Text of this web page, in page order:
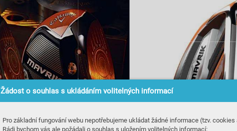
Žádost o souhlas s ukládáním volitelných informací
Pro základní fungování webu nepotřebujeme ukládat žádné informace (tzv. cookies
Rádi bychom vás ale požádali o souhlas s uložením volitelných informací: